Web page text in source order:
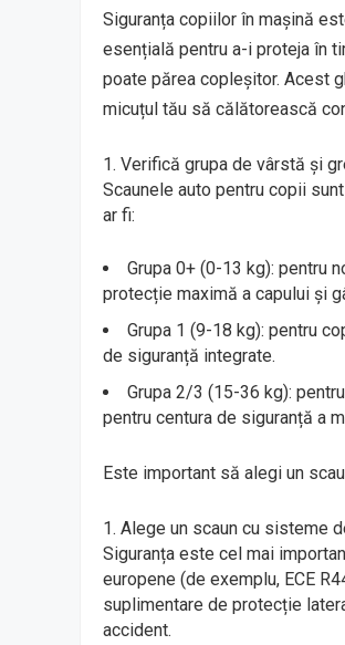
Siguranța copiilor în mașină
esențială pentru a-i proteja în
poate părea copleșitor. Acest
micuțul tău să călătorească
Verifică grupa de vârstă și
Scaunele auto pentru copii
ar fi:
Grupa 0+ (0-13 kg): pentru
protecție maximă a capului și
Grupa 1 (9-18 kg): pentru
de siguranță integrate.
Grupa 2/3 (15-36 kg):
pentru centura de siguranță a
Este important să alegi un
Alege un scaun cu sisteme
Siguranța este cel mai
europene (de exemplu, ECE
suplimentare de protecție
accident.